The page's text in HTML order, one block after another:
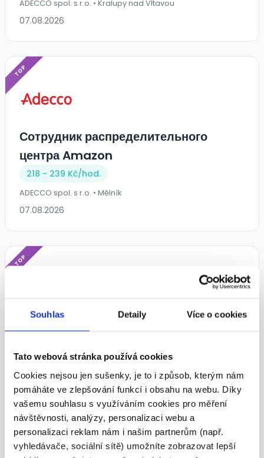
Souhlas Detaily Více o cookies
Tato webová stránka používá cookies
Cookies nejsou jen sušenky, je to i způsob, kterým nám
pomáháte ve zlepšování funkcí i obsahu na webu. Díky
vašemu souhlasu s využíváním cookies pro měření
návštěvnosti, analýzy, personalizaci webu a
personalizaci reklam nám i našim partnerům (např.
vyhledávače, sociální sítě) umožníte zobrazovat lepší
ADECCO spol. s r.o. • Kralupy nad Vltavou
07.08.2026
TOP
Сотрудник распределительного
центра Amazon
218 - 239 Kč/hod.
ADECCO spol. s r.o. • Mělník
07.08.2026
TOP
218 - 239 Kč/hod.
ADECCO spol. s r.o. • Libušín
07.08.2026
TOP